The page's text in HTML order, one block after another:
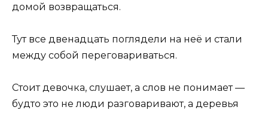
домой возвращаться.
Тут все двенадцать поглядели на неё и стали
между собой переговариваться.
Стоит девочка, слушает, а слов не понимает —
будто это не люди разговаривают, а деревья